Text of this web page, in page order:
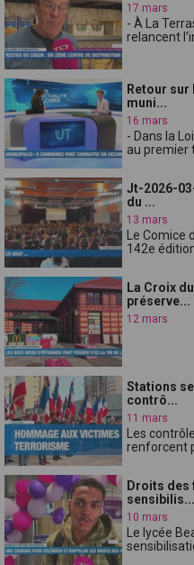
17 mars
- À La
relancent
Retour
muni...
16 mars
- Dans la
au premier
Jt-2026-
du ...
13 mars
Le
142e
La Croix
préserve...
12 mars
Stations
contrô...
11 mars
Les
renforcent
Droits des
sensibilis...
10 mars
Le lycée